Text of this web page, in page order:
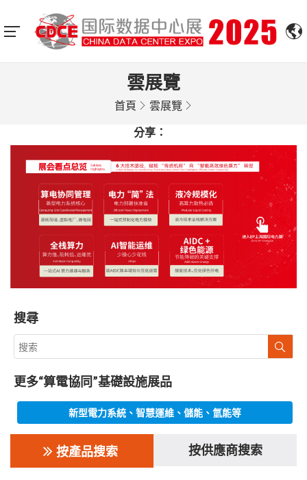
雲展覽
首頁 雲展覽
分享：
搜尋
更多“算電協同”基礎設施展品
新型電力系統、智慧運維、儲能、氫能等
按產品搜索 按供應商搜索